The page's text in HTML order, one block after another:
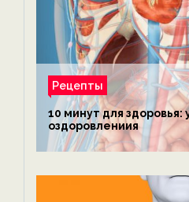
Рецепты
10 минут для
оздоровлениия